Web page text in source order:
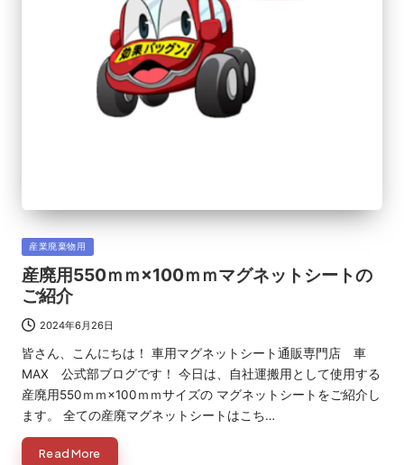
Posted
in
産業廃棄物用
産廃用550ｍｍ×100ｍｍマグネットシートの
ご紹介
2024年6月26日
皆さん、こんにちは！ 車用マグネットシート通販専門店 車
MAX 公式部ブログです！ 今日は、自社運搬用として使用する
産廃用550ｍｍ×100ｍｍサイズの マグネットシートをご紹介し
ます。 全ての産廃マグネットシートはこち…
Read More